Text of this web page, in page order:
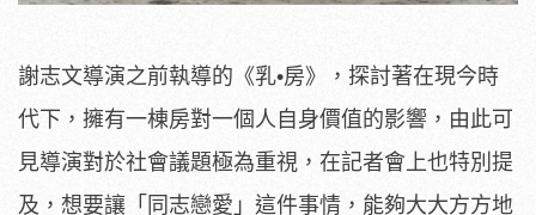
謝志文導演之前執導的《乳•房》，探討著在現今時
代下， 擁有一棟房對一個人自身價值的影響， 由此可
見導演對於社會議題極為重視，在記者會上也特別提
及， 想要讓「同志戀愛」這件事情，能夠大大方方地